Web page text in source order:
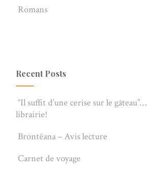
Romans
Recent Posts
“Il suffit d’une cerise sur le
librairie!
Brontëana – Avis lecture
Carnet de voyage